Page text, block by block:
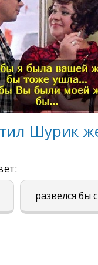
Шурик
развелся бы